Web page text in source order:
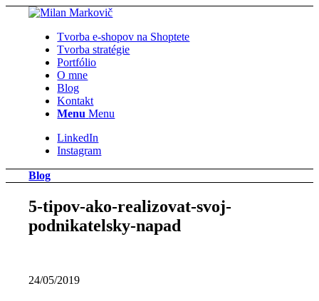
Tvorba e-shopov na Shoptete
Tvorba stratégie
Portfólio
O mne
Blog
Kontakt
Menu Menu
LinkedIn
Instagram
Blog
5-tipov-ako-realizovat-svoj-
podnikatelsky-napad
24/05/2019